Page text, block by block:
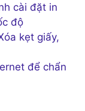
cài đặt in
độ
kẹt giấy,
để chẩn